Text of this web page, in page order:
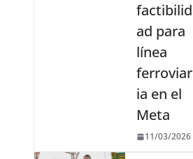
factibilid
ad para
línea
ferroviar
ia en el
Meta
11/03/2026